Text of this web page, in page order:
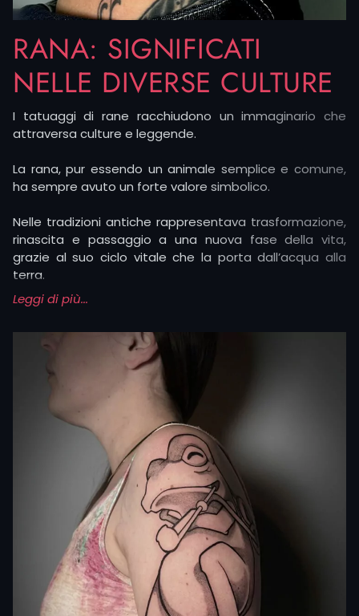
RANA: SIGNIFICATI
NELLE DIVERSE CULTURE
I tatuaggi di rane racchiudono un immaginario che
attraversa culture e leggende.
La rana, pur essendo un animale semplice e comune,
ha sempre avuto un forte valore simbolico.
Nelle tradizioni antiche rappresentava trasformazione,
rinascita e passaggio a una nuova fase della vita,
grazie al suo ciclo vitale che la porta dall’acqua alla
terra.
Chi sceglie un frog tattoo spesso vuole raccontare un
accompagna un nuovo inizio.
In Oriente, il tatuaggio della rana ha significato legato
alla fortuna e alla prosperità.
In alcune culture giapponesi, infatti, la rana era
considerata un portafortuna per i viaggiatori. Non a
caso, il tatuaggio con rana giapponese è considerato
un vero e proprio amuleto di buon auspicio, perfetto
per chi ama i viaggi o desidera attrarre nuove
opportunità.
In Occidente, invece, la rana è stata vista come
simbolo di adattamento e resilienza, capace di
sopravvivere in diversi ambienti. Per questo, un
tatuaggio con rana stilizzata diventa la scelta ideale
Leggi di più...